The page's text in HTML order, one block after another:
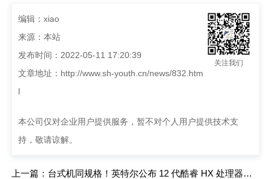
关注我们
编辑：xiao
来源：本站
发布时间：2022-05-11 17:20:39
文章地址： http://www.sh-youth.cn/news/832.htm
l
本公司仅对企业用户提供服务，暂不对个人用户提供技术支
持，敬请谅解。
上一篇：台式机同规格！英特尔公布 12 代酷睿 HX 处理器首发笔记本：联想、华硕、微星、戴尔全都有